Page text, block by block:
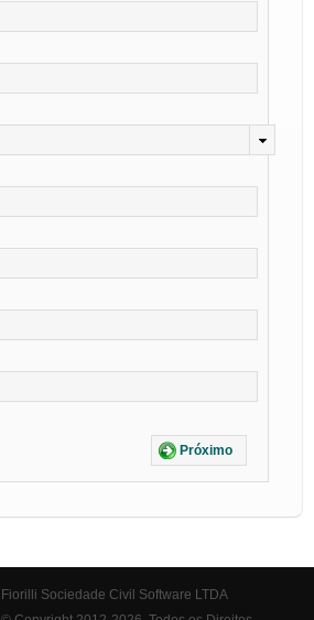
Próximo
Fiorilli Sociedade Civil Software LTDA